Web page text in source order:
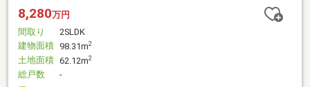
8,280万円
間取り
2SLDK
建物面積 98.31m2
土地面積 62.12m2
総戸数
-